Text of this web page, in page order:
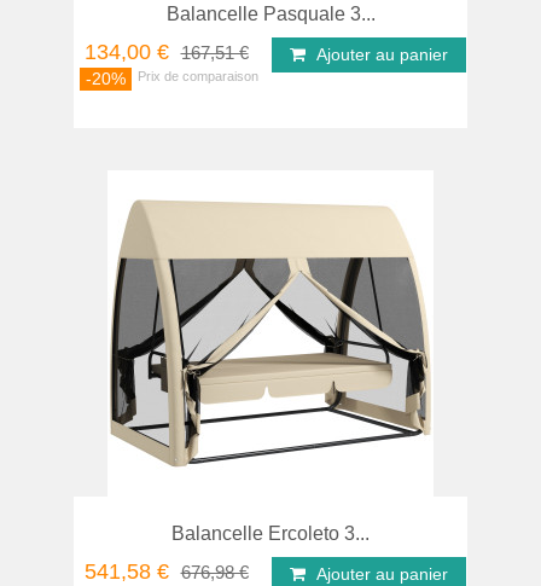
Balancelle Pasquale 3...
134,00 € 167,51 €
-20%
Ajouter au panier
Balancelle Ercoleto 3...
541,58 € 676,98 € Ajouter au panier